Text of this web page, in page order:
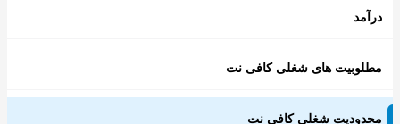
درآمد
مطلوبیت های شغلی کافی نت
محدودیت شغلی کافی نت